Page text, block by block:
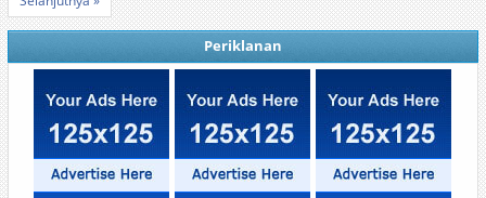
Periklanan